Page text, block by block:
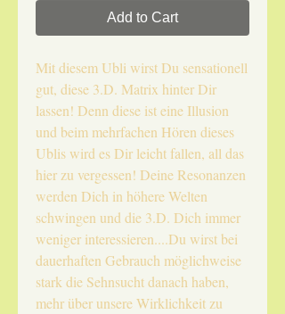
Add to Cart
Mit diesem Ubli wirst Du sensationell
gut, diese 3.D. Matrix hinter Dir
lassen! Denn diese ist eine Illusion
und beim mehrfachen Hören dieses
Ublis wird es Dir leicht fallen, all das
hier zu vergessen! Deine Resonanzen
werden Dich in höhere Welten
schwingen und die 3.D. Dich immer
weniger interessieren....Du wirst bei
dauerhaften Gebrauch möglichweise
stark die Sehnsucht danach haben,
mehr über unsere Wirklichkeit zu